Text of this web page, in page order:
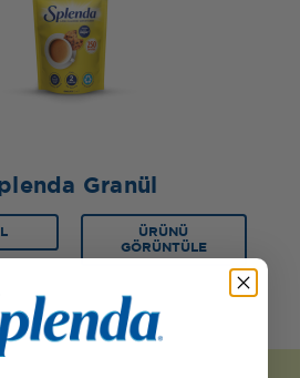
Granül
ÜRÜNÜ
GÖRÜNTÜLE